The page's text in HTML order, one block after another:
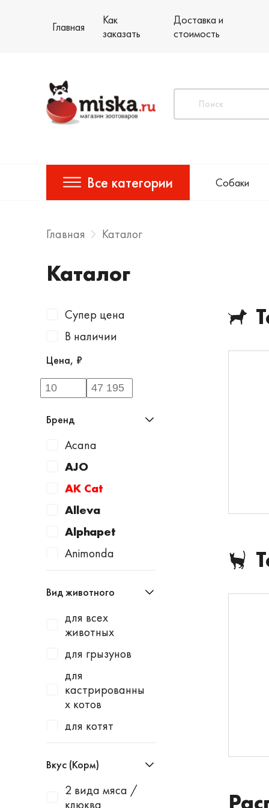
Главная
Как
заказать
Доставка и
стоимость
Все категории Собаки
Главная Каталог
Каталог
Супер цена
В наличии
Цена, ₽
Бренд
Acana
AJO
AK Cat
Alleva
Alphapet
Animonda
Apicenna
Avantie
AWARD
Baurenhof
Bayer
Beaphar
Best Dinner
Blitz
Bowl Wow
Brit
Cat's White
Вид животного
для всех
животных
для грызунов
для
кастрированны
х котов
для котят
для котят и
щенков
для кошек
Вкус (Корм)
2 вида мяса /
клюква